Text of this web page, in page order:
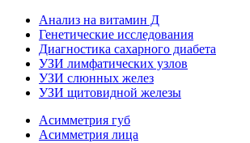
Анализ на витамин Д
Генетические исследования
Диагностика сахарного диабета
УЗИ лимфатических узлов
УЗИ слюнных желез
УЗИ щитовидной железы
Асимметрия губ
Асимметрия лица